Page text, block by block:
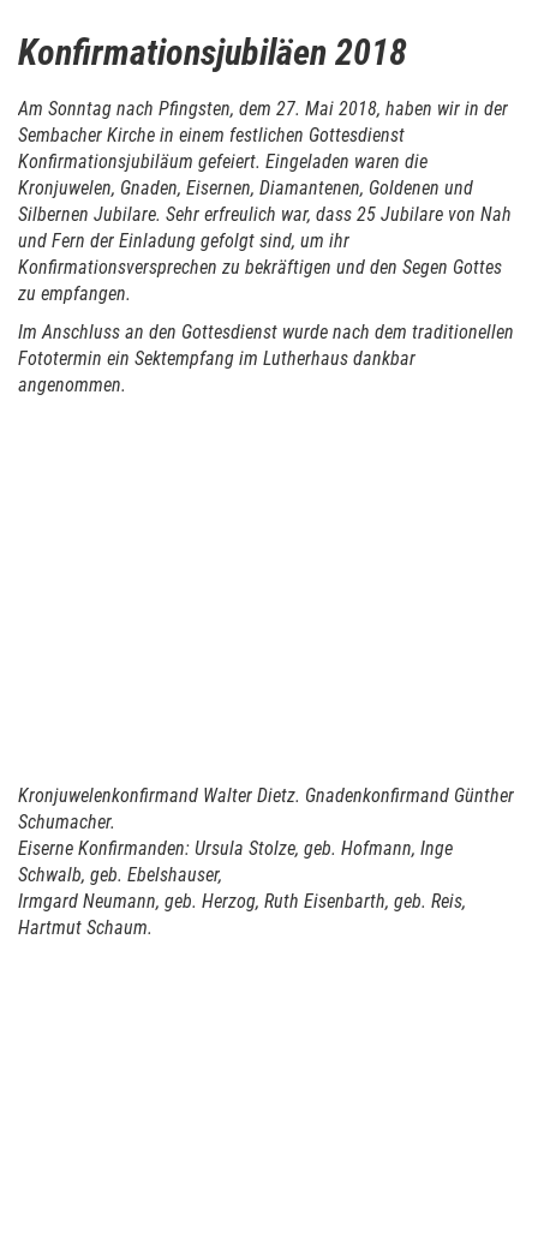
Konfirmationsjubiläen 2018
Am Sonntag nach Pfingsten, dem 27. Mai 2018, haben wir in der
Sembacher Kirche in einem festlichen Gottesdienst
Konfirmationsjubiläum gefeiert. Eingeladen waren die
Kronjuwelen, Gnaden, Eisernen, Diamantenen, Goldenen und
Silbernen Jubilare. Sehr erfreulich war, dass 25 Jubilare von Nah
und Fern der Einladung gefolgt sind, um ihr
Konfirmationsversprechen zu bekräftigen und den Segen Gottes
zu empfangen.
Im Anschluss an den Gottesdienst wurde nach dem traditionellen
Fototermin ein Sektempfang im Lutherhaus dankbar
angenommen.
Kronjuwelenkonfirmand Walter Dietz. Gnadenkonfirmand Günther
Schumacher.
Eiserne Konfirmanden: Ursula Stolze, geb. Hofmann, Inge
Schwalb, geb. Ebelshauser,
Irmgard Neumann, geb. Herzog, Ruth Eisenbarth, geb. Reis,
Hartmut Schaum.